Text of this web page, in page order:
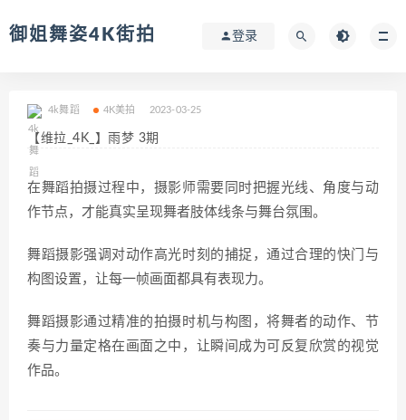
御姐舞姿4K街拍 登录
4k舞蹈 4K美拍 2023-03-25
【维拉_4K_】雨梦 3期
在舞蹈拍摄过程中，摄影师需要同时把握光线、角度与动
作节点，才能真实呈现舞者肢体线条与舞台氛围。
舞蹈摄影强调对动作高光时刻的捕捉，通过合理的快门与
构图设置，让每一帧画面都具有表现力。
舞蹈摄影通过精准的拍摄时机与构图，将舞者的动作、节
奏与力量定格在画面之中，让瞬间成为可反复欣赏的视觉
作品。